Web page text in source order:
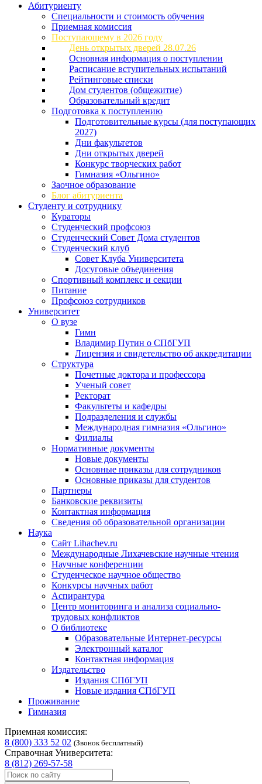
Абитуриенту
Специальности и стоимость обучения
Приемная комиссия
Поступающему в 2026 году
День открытых дверей 28.07.26
Основная информация о поступлении
Расписание вступительных испытаний
Рейтинговые списки
Дом студентов (общежитие)
Образовательный кредит
Подготовка к поступлению
Подготовительные курсы (для поступающих
2027)
Дни факультетов
Дни открытых дверей
Конкурс творческих работ
Гимназия «Ольгино»
Заочное образование
Блог абитуриента
Студенту и сотруднику
Кураторы
Студенческий профсоюз
Студенческий Совет Дома студентов
Студенческий клуб
Совет Клуба Университета
Досуговые объединения
Спортивный комплекс и секции
Питание
Профсоюз сотрудников
Университет
О вузе
Гимн
Владимир Путин о СПбГУП
Лицензия и свидетельство об аккредитации
Структура
Почетные доктора и профессора
Ученый совет
Ректорат
Факультеты и кафедры
Подразделения и службы
Международная гимназия «Ольгино»
Филиалы
Нормативные документы
Новые документы
Основные приказы для сотрудников
Основные приказы для студентов
Партнеры
Банковские реквизиты
Контактная информация
Сведения об образовательной организации
Наука
Сайт Lihachev.ru
Международные Лихачевские научные чтения
Научные конференции
Студенческое научное общество
Конкурсы научных работ
Аспирантура
Центр мониторинга и анализа социально-
трудовых конфликтов
О библиотеке
Образовательные Интернет-ресурсы
Электронный каталог
Контактная информация
Издательство
Издания СПбГУП
Новые издания СПбГУП
Проживание
Гимназия
Приемная комиссия:
8 (800) 333 52 02 (Звонок бесплатный)
Справочная Университета:
8 (812) 269-57-58